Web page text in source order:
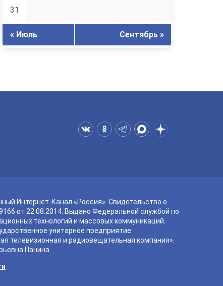
31
« Июль Сентябрь »
Интернет-Канал «Россия». Свидетельство о
от 22.08.2014. Выдано Федеральной службой по
технологий и массовых коммуникаций.
унитарное предприятие
телевизионная и радиовещательная компания».
Панина.